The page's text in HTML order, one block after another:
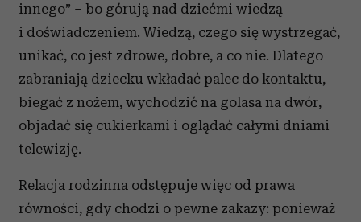
innego” – bo górują nad dziećmi wiedzą
i doświadczeniem. Wiedzą, czego się wystrzegać,
unikać, co jest zdrowe, dobre, a co nie. Dlatego
zabraniają dziecku wkładać palec do kontaktu,
biegać z nożem, wychodzić na golasa na dwór,
objadać się cukierkami i oglądać całymi dniami
telewizję.
Relacja rodzinna odstępuje więc od prawa
równości, gdy chodzi o pewne zakazy: ponieważ